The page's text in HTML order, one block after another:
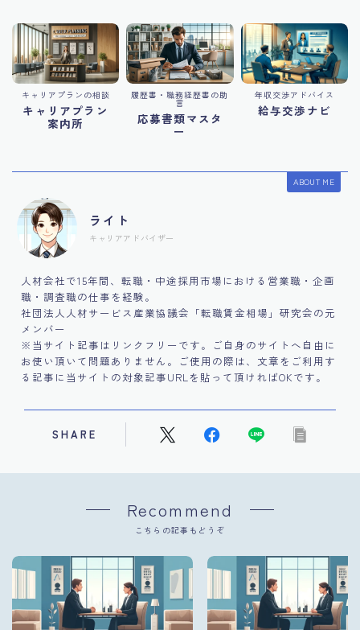
キャリアプランの相談
キャリアプラン
案内所
履歴書・職務経歴書の助
言
応募書類マスタ
ー
年収交渉アドバイス
給与交渉ナビ
ABOUT ME
ライト
キャリアアドバイザー
人材会社で15年間、転職・中途採用市場における営業職・企画
職・調査職の仕事を経験。
社団法人人材サービス産業協議会「転職賃金相場」研究会の元
メンバー
※当サイト記事はリンクフリーです。ご自身のサイトへ自由に
お使い頂いて問題ありません。ご使用の際は、文章をご利用す
る記事に当サイトの対象記事URLを貼って頂ければOKです。
SHARE
Recommend
こちらの記事もどうぞ